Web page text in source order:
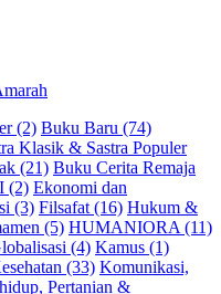
(2) Buku Baru (74)
Klasik & Sastra Populer
(21) Buku Cerita Remaja
(2) Ekonomi dan
(3) Filsafat (16) Hukum &
(5) HUMANIORA (11)
(4) Kamus (1)
(33) Komunikasi,
Pertanian &